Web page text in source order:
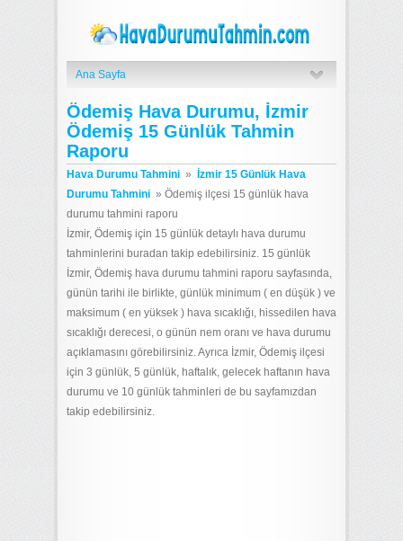
Ana Sayfa
Ödemiş Hava Durumu, İzmir
Ödemiş 15 Günlük Tahmin
Raporu
Hava Durumu Tahmini »
İzmir 15 Günlük Hava
Durumu Tahmini » Ödemiş ilçesi 15 günlük hava
durumu tahmini raporu
İzmir, Ödemiş için 15 günlük detaylı hava durumu
tahminlerini buradan takip edebilirsiniz. 15 günlük
İzmir, Ödemiş hava durumu tahmini raporu sayfasında,
günün tarihi ile birlikte, günlük minimum ( en düşük ) ve
maksimum ( en yüksek ) hava sıcaklığı, hissedilen hava
sıcaklığı derecesi, o günün nem oranı ve hava durumu
açıklamasını görebilirsiniz. Ayrıca İzmir, Ödemiş ilçesi
için 3 günlük, 5 günlük, haftalık, gelecek haftanın hava
durumu ve 10 günlük tahminleri de bu sayfamızdan
takip edebilirsiniz.